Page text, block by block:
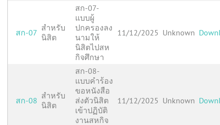
สก-07 สำหรับ
นิสิต
สก-07-
แบบผู้
ปกครองลง
นามให้
นิสิตไปสห
กิจศึกษา
11/12/2025 Unknown
สก-08 สำหรับ
นิสิต
สก-08-
แบบคำร้อง
ขอหนังสือ
ส่งตัวนิสิต
เข้าปฏิบัติ
งานสหกิจ
11/12/2025 Unknown